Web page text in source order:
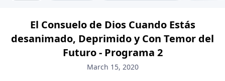
El Consuelo de Dios Cuando Estás
desanimado, Deprimido y Con Temor del
Futuro - Programa 2
March 15, 2020